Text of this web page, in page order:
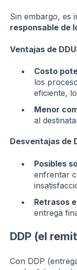
Sin embargo, es
responsable de
Ventajas de
Costo
los
eficiente,
Menor
al
Desventajas de
Posibles
enfrentar
Retrasos
entrega
DDP (el
Con DDP